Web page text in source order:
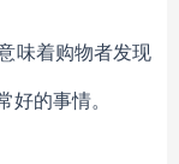
味着购物者发现
的事情。